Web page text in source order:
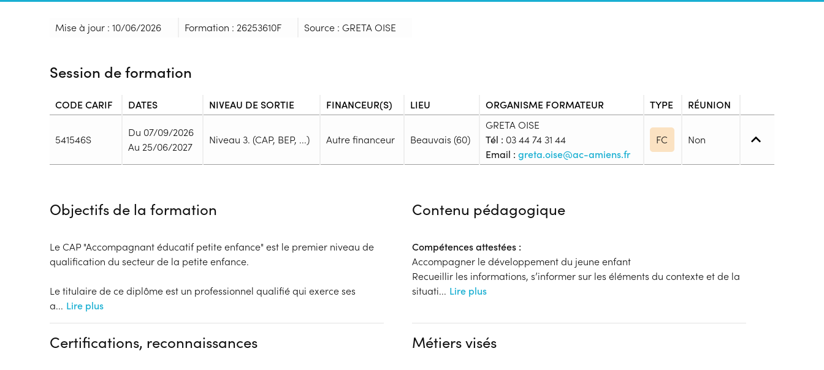
Mise à jour : 10/06/2026 Formation : 26253610F Source : GRETA OISE
Session de formation
CODE CARIF DATES NIVEAU DE SORTIE FINANCEUR(S) LIEU ORGANISME FORMATEUR TYPE RÉUNION
541546S
Du 07/09/2026
Au 25/06/2027
Niveau 3. (CAP, BEP, ...) Autre financeur Beauvais (60)
GRETA OISE
Tél : 03 44 74 31 44
Email : greta.oise@ac-amiens.fr
FC Non
Durée en centre :396h
Rythme :
Cours de jour
Type de parcours :Parcours individualisé
Dispositif
Financements à déterminer selon la situation du bénéficiaire
Autre financeur
Tarif : N.C.
Prérequis :
Prérequis: avoir déjà un diplôme de niveau 3 – CAP/BEP (dispense des matières
Public :
En recherche d'emploi, Tout public
Réunions d'informations
Aucune information
Objectifs de la formation
Le CAP "Accompagnant éducatif petite enfance" est le premier niveau de
qualification du secteur de la petite enfance.
Le titulaire de ce diplôme est un professionnel qualifié qui exerce ses
a... Lire plus
Contenu pédagogique
Compétences attestées :
Accompagner le développement du jeune enfant
Recueillir les informations, s’informer sur les éléments du contexte et de la
situati... Lire plus
Certifications, reconnaissances Métiers visés